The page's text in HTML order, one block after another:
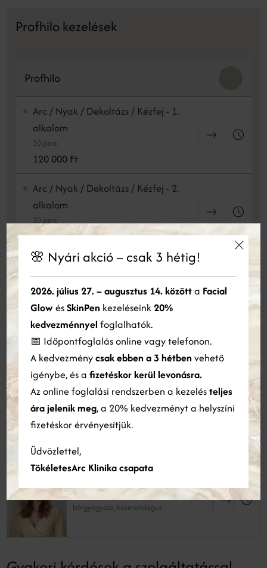
Profhilo kezelések
Profhilo
Arc / Nyak / Dekoltázs / Kézfej - 1.
alkalom
30 perc
120 000 Ft
Arc / Nyak / Dekoltázs / Kézfej - 2.
alkalom
30 perc
105 000 Ft
Arc + Nyak + Dekoltázs - 1. alkalom
30 perc
320 000 Ft
Arc + Nyak + Dekoltázs - 2. alkalom
30 perc
300 000 Ft
Szakemberek, akik a kezeléseket
végzik
Dr. Beke Dóra
bőrgyógyász, kozmetológus
🌸 Nyári akció – csak 3 hétig!
2026. július 27. – augusztus 14. közötta Facial
GlowésSkinPen kezeléseink 20%
kedvezménnyel foglalhatók.
📅 Időpontfoglalás online vagy telefonon.
A kedvezménycsak ebben a 3 hétben vehető
igénybe, és a fizetéskor kerül levonásra.
Az online foglalási rendszerben a kezelésteljes
ára jelenik meg, a 20% kedvezményt a helyszíni
fizetéskor érvényesítjük.
Üdvözlettel,
TökéletesArc Klinika csapata
Ez a weboldal sütiket használ
Cookie-kat használunk a tartalom, a hirdetések személyre
szabására és a forgalom elemzésére. Webhelyünk Ön általi
használatára vonatkozó információkat megosztjuk hirdetési és
elemző partnereinkkel is, akik egyesíthetik azokat más
információkkal, amelyeket Ön biztosított számukra, vagy
amelyeket a szolgáltatásaik Ön általi használatából gyűjtöttek
össze.
Bővebben
ÖSSZES ELFOGADÁSA
ÖSSZES ELUTASÍTÁSA